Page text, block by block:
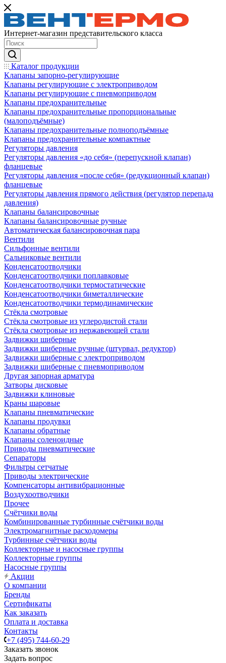
Интернет-магазин представительского класса
Каталог продукции
Клапаны запорно-регулирующие
Клапаны регулирующие с электроприводом
Клапаны регулирующие с пневмоприводом
Клапаны предохранительные
Клапаны предохранительные пропорциональные
(малоподъёмные)
Клапаны предохранительные полноподъёмные
Клапаны предохранительные компактные
Регуляторы давления
Регуляторы давления «до себя» (перепускной клапан)
фланцевые
Регуляторы давления «после себя» (редукционный клапан)
фланцевые
Регуляторы давления прямого действия (регулятор перепада
давления)
Клапаны балансировочные
Клапаны балансировочные ручные
Автоматическая балансировочная пара
Вентили
Сильфонные вентили
Сальниковые вентили
Конденсатоотводчики
Конденсатоотводчики поплавковые
Конденсатоотводчики термостатические
Конденсатоотводчики биметаллические
Конденсатоотводчики термодинамические
Стёкла смотровые
Стёкла смотровые из углеродистой стали
Стёкла смотровые из нержавеющей стали
Задвижки шиберные
Задвижки шиберные ручные (штурвал, редуктор)
Задвижки шиберные с электроприводом
Задвижки шиберные с пневмоприводом
Другая запорная арматура
Затворы дисковые
Задвижки клиновые
Краны шаровые
Клапаны пневматические
Клапаны продувки
Клапаны обратные
Клапаны соленоидные
Приводы пневматические
Сепараторы
Фильтры сетчатые
Приводы электрические
Компенсаторы антивибрационные
Воздухоотводчики
Прочее
Счётчики воды
Комбинированные турбинные счётчики воды
Электромагнитные расходомеры
Турбинные счётчики воды
Коллекторные и насосные группы
Коллекторные группы
Насосные группы
Акции
О компании
Бренды
Сертификаты
Как заказать
Оплата и доставка
Контакты
+7 (495) 744-60-29
Заказать звонок
Задать вопрос